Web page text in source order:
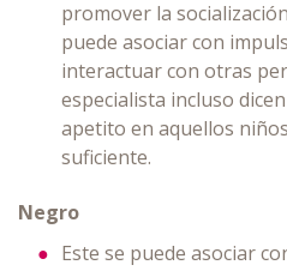
promover la
puede asociar con
interactuar con otras
especialista incluso
apetito en aquellos
suficiente.
Negro
Este se puede asociar